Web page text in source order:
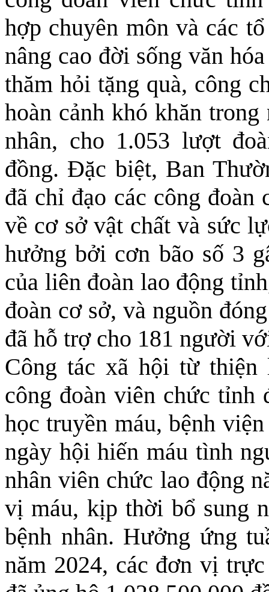
hợp chuyên môn và các
nâng cao đời sống văn
thăm hỏi tặng quà, công
hoàn cảnh khó khăn
nhân, cho 1.053 lượt
đồng. Đặc biệt, Ban
đã chỉ đạo các công
về cơ sở vật chất và sức
hưởng bởi cơn bão số 3
của liên đoàn lao động
đoàn cơ sở, và nguồn
đã hỗ trợ cho 181 người
Công tác xã hội từ thiện
công đoàn viên chức tỉnh
học truyền máu, bệnh
ngày hội hiến máu tình
nhân viên chức lao động
vị máu, kịp thời bổ sung
bệnh nhân. Hưởng ứng
năm 2024, các đơn vị